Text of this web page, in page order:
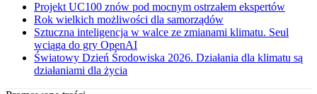
Projekt UC100 znów pod mocnym ostrzałem ekspertów
Rok wielkich możliwości dla samorządów
Sztuczna inteligencja w walce ze zmianami klimatu. Seul
wciąga do gry OpenAI
Światowy Dzień Środowiska 2026. Działania dla klimatu są
działaniami dla życia